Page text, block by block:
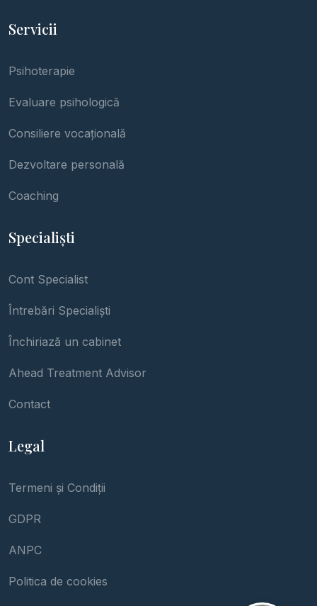
Servicii
Psihoterapie
Evaluare psihologică
Consiliere vocațională
Dezvoltare personală
Coaching
Specialiști
Cont Specialist
Întrebări Specialiști
Închiriază un cabinet
Ahead Treatment Advisor
Contact
Legal
Termeni și Condiții
GDPR
ANPC
Politica de cookies